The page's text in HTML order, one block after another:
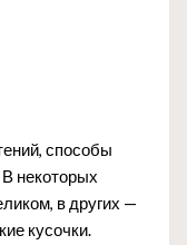
способы
В некоторых
в других —
кусочки.